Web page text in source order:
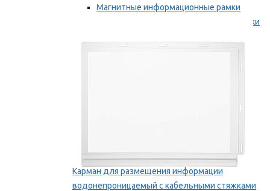
Магнитные информационные рамки
Самоклеящиеся информационные рамки
Карман для размещения информации
водонепроницаемый с кабельными стяжками